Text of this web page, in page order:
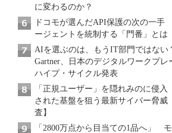
に変わるのか？
ドコモが選んだAPI保護の次の一
ージェントを統制する「門番」とは
AIを選ぶのは、もうIT部門ではな
Gartner、日本のデジタルワークプレ
ハイプ・サイクル発表
「正規ユーザー」を隠れみのに侵
された基盤を狙う最新サイバー脅威
査】
「2800万点から目当ての1品へ」